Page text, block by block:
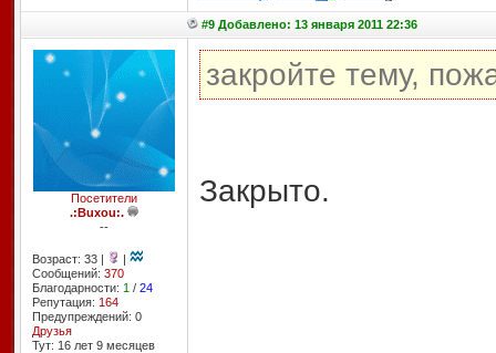
#9 Добавлено: 13 января 2011 22:36
Посетители
.:Buxou:.
--
Возраст: 33 |
|
Сообщений: 370
Благодарности: 1 / 24
Репутация: 164
Предупреждений: 0
Друзья
Тут: 16 лет 9 месяцев
закройте тему,
Закрыто.